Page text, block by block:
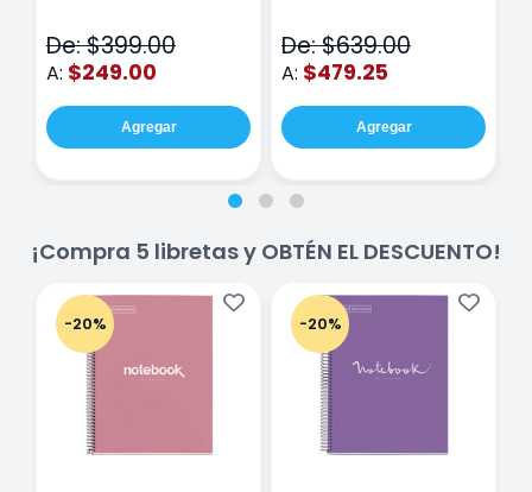
De: $399.00
A: $249.00
Agregar
De: $639.00
A: $479.25
Agregar
¡Compra 5 libretas y OBTÉN EL DESCUENTO!
-20% -20%